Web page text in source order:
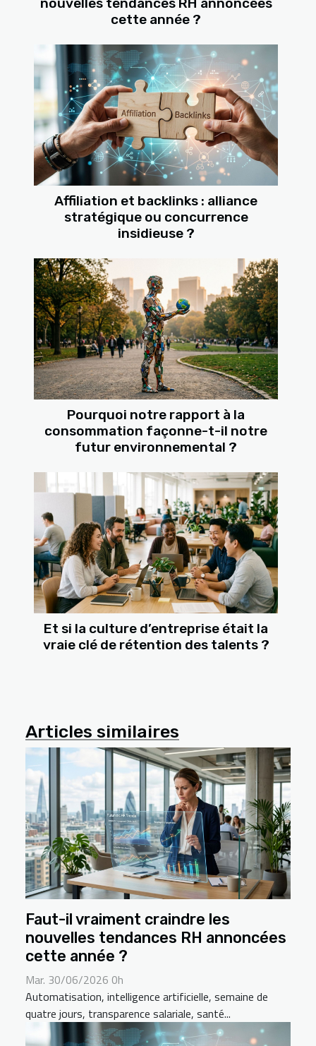
nouvelles tendances RH annoncées
cette année ?
Affiliation et backlinks : alliance
stratégique ou concurrence
insidieuse ?
Pourquoi notre rapport à la
consommation façonne-t-il notre
futur environnemental ?
Et si la culture d’entreprise était la
vraie clé de rétention des talents ?
Articles similaires
Faut-il vraiment craindre les
nouvelles tendances RH annoncées
cette année ?
Mar. 30/06/2026 0h
Automatisation, intelligence artificielle, semaine de
quatre jours, transparence salariale, santé...